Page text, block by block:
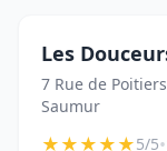
Les
7 Rue de
Saumur
★★★★★5/5•